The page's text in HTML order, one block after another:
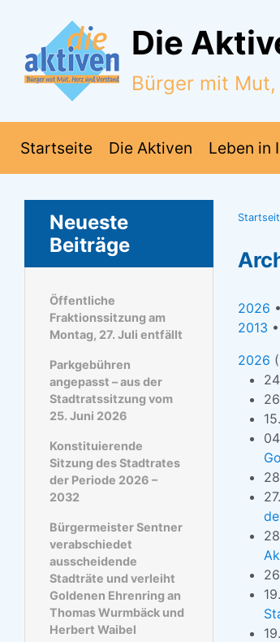
Zum Hauptinhalt springen
Die
Bürger mit
Startseite Die Aktiven Leben in
2026 •
2013 •
2026 (
Neueste
Beiträge
Öffentliche
Fraktionssitzung am
Montag, 27. Juli entfällt
Parkgebühren
angepasst – aus der
Stadtratssitzung vom
25. Juni 2026
Konstituierende
Sitzung des Stadtrates
der Periode 2026 –
2032
Bürgermeister Sentner
verabschiedet
ausscheidende
Stadträte und verleiht
Goldenen Ehrenring an
Thomas Wurmbäck und
Herbert Waibel